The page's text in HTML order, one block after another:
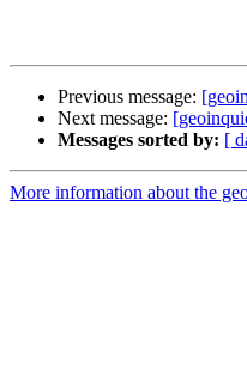
Previous message:
Next message:
Messages sorted by: [
More information about the